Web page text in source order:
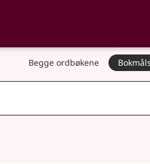
og
Begge ordbøkene